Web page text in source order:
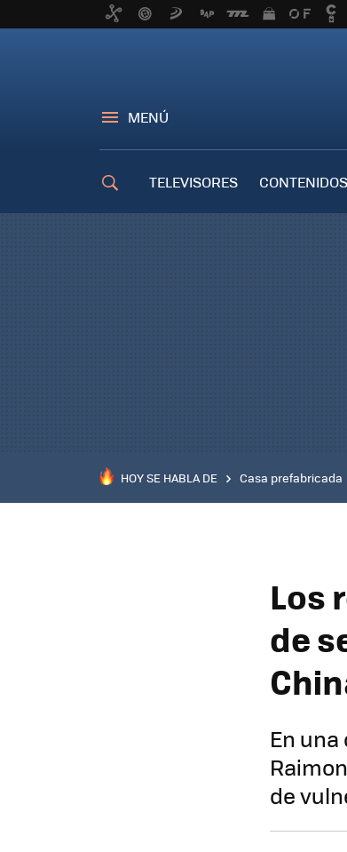
MENÚ
TELEVISORES
HOY SE HABLA DE Casa prefabricada
Los
de
En
de